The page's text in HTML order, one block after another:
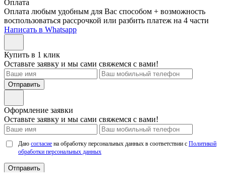
Оплата
Оплата любым удобным для Вас способом + возможность
воспользоваться рассрочкой или разбить платеж на 4 части
Написать в Whatsapp
Купить в 1 клик
Оставьте заявку и мы сами свяжемся с вами!
Отправить
Оформление заявки
Оставьте заявку и мы сами свяжемся с вами!
Даю согласие на обработку персональных данных в соответствии с Политикой
обработки персональных данных
Отправить